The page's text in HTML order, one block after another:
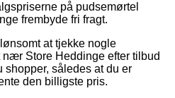
på pudsemørtel
frembyde fri fragt.
at tjekke nogle
Store Heddinge efter tilbud
shopper, således at du er
den billigste pris.